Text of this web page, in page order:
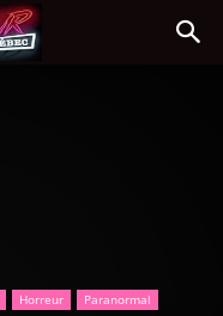
Horreur
Paranormal